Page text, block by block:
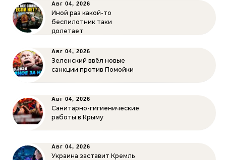
Авг 04, 2026
Иной раз какой-то
беспилотник таки
долетает
Авг 04, 2026
Зеленский ввёл новые
санкции против Помойки
Авг 04, 2026
Санитарно-гигиенические
работы в Крыму
Авг 04, 2026
Украина заставит Кремль